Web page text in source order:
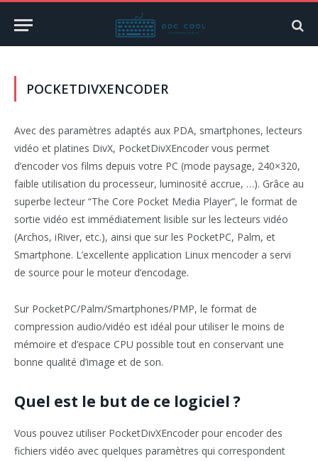
POCKETDIVXENCODER
Avec des paramètres adaptés aux PDA, smartphones, lecteurs
vidéo et platines DivX, PocketDivXEncoder vous permet
d’encoder vos films depuis votre PC (mode paysage, 240×320,
faible utilisation du processeur, luminosité accrue, …). Grâce au
superbe lecteur “The Core Pocket Media Player”, le format de
sortie vidéo est immédiatement lisible sur les lecteurs vidéo
(Archos, iRiver, etc.), ainsi que sur les PocketPC, Palm, et
Smartphone. L’excellente application Linux mencoder a servi
de source pour le moteur d’encodage.
Sur PocketPC/Palm/Smartphones/PMP, le format de
compression audio/vidéo est idéal pour utiliser le moins de
mémoire et d’espace CPU possible tout en conservant une
bonne qualité d’image et de son.
Quel est le but de ce logiciel ?
Vous pouvez utiliser PocketDivXEncoder pour encoder des
fichiers vidéo avec quelques paramètres qui correspondent